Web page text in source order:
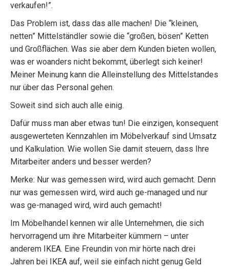
verkaufen!”.
Das Problem ist, dass das alle machen! Die “kleinen,
netten” Mittelständler sowie die “großen, bösen” Ketten
und Großflächen. Was sie aber dem Kunden bieten wollen,
was er woanders nicht bekommt, überlegt sich keiner!
Meiner Meinung kann die Alleinstellung des Mittelstandes
nur über das Personal gehen.
Soweit sind sich auch alle einig.
Dafür muss man aber etwas tun! Die einzigen, konsequent
ausgewerteten Kennzahlen im Möbelverkauf sind Umsatz
und Kalkulation. Wie wollen Sie damit steuern, dass Ihre
Mitarbeiter anders und besser werden?
Merke: Nur was gemessen wird, wird auch gemacht. Denn
nur was gemessen wird, wird auch ge-managed und nur
was ge-managed wird, wird auch gemacht!
Im Möbelhandel kennen wir alle Unternehmen, die sich
hervorragend um ihre Mitarbeiter kümmern – unter
anderem IKEA. Eine Freundin von mir hörte nach drei
Jahren bei IKEA auf, weil sie einfach nicht genug Geld